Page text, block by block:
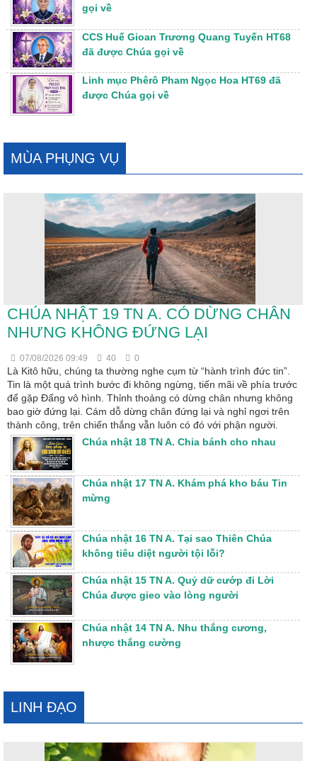
gọi về
CCS Huế Gioan Trương Quang Tuyến HT68
đã được Chúa gọi về
Linh mục Phêrô Pham Ngọc Hoa HT69 đã
được Chúa gọi về
MÙA PHỤNG VỤ
CHÚA NHẬT 19 TN A. CÓ DỪNG CHÂN
NHƯNG KHÔNG ĐỨNG LẠI
07/08/2026 09:49 40 0
Là Kitô hữu, chúng ta thường nghe cụm từ “hành trình đức tin”.
Tin là một quá trình bước đi không ngừng, tiến mãi về phía trước
để gặp Đấng vô hình. Thỉnh thoảng có dừng chân nhưng không
bao giờ đứng lại. Cám dỗ dừng chân đứng lại và nghỉ ngơi trên
thành công, trên chiến thắng vẫn luôn có đó với phận người.
Chúa nhật 18 TN A. Chia bánh cho nhau
Chúa nhật 17 TN A. Khám phá kho báu Tin
mừng
Chúa nhật 16 TN A. Tại sao Thiên Chúa
không tiêu diệt người tội lỗi?
Chúa nhật 15 TN A. Quỷ dữ cướp đi Lời
Chúa được gieo vào lòng người
Chúa nhật 14 TN A. Nhu thắng cương,
nhược thắng cường
LINH ĐẠO